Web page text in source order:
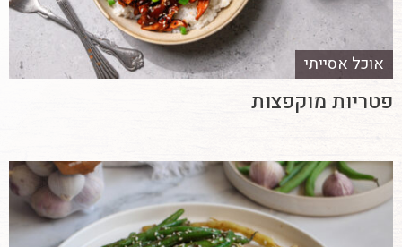
אוכל אסייתי
פטריות מוקפצות